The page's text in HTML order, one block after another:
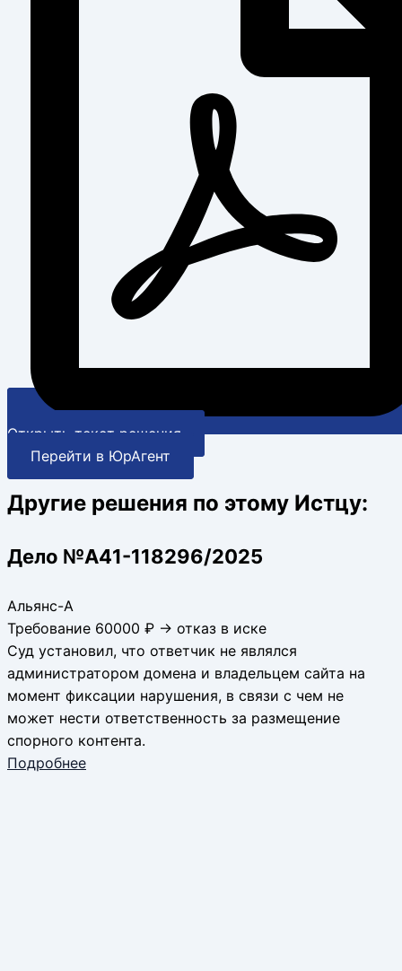
Открыть текст решения
Перейти в ЮрАгент
Другие решения по этому Истцу:
Дело №А41-118296/2025
Альянс-А
Требование 60000 ₽ → отказ в иске
Суд установил, что ответчик не являлся
администратором домена и владельцем сайта на
момент фиксации нарушения, в связи с чем не
может нести ответственность за размещение
спорного контента.
Подробнее